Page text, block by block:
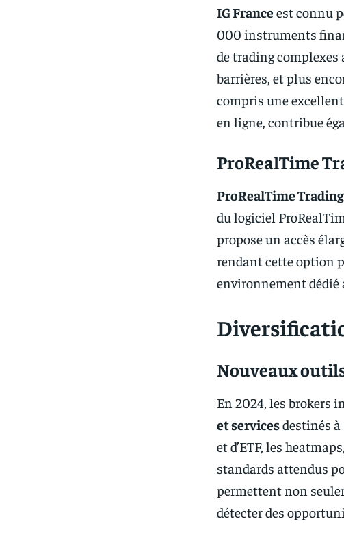
IG Franceest connu
000 instruments
de trading complexes
barrières, et plus
compris une
en ligne, contribue
ProRealTime
ProRealTime Trading
du logiciel
propose un accès
rendant cette option
environnement
Nouveaux
En 2024, les brokers
et servicesdestinés
et d’ETF, les
standards attendus
permettent non
détecter des